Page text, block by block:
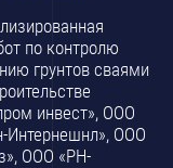
по контролю
грунтов сваями
инвест», ООО
Интернешнл», ООО
ООО «РН-